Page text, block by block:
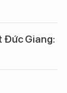
Đức Giang: